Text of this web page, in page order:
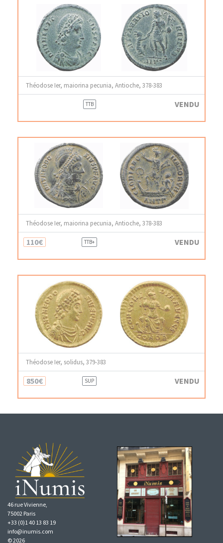
Théodose Ier, maiorina pecunia, Antioche, 378-383
TTB VENDU
Théodose Ier, maiorina pecunia, Antioche, 378-383
110€ TTB+ VENDU
Théodose Ier, solidus, 379-383
850€ SUP VENDU
46 rue Vivienne,
75002 Paris
+33 (0)1 40 13 83 19
info@inumis.com
© 2026